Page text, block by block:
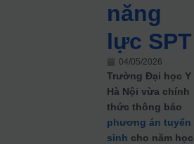
năng
lực SPT
04/05/2026
Trường Đại học Y
Hà Nội vừa chính
thức thông báo
phương án tuyển
sinh cho năm học